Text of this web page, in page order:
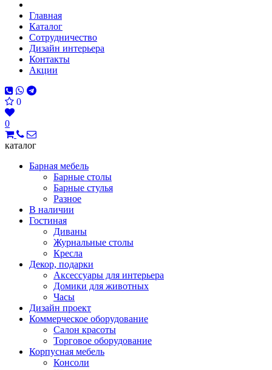
Главная
Каталог
Сотрудничество
Дизайн интерьера
Контакты
Акции
0
0
каталог
Барная мебель
Барные столы
Барные стулья
Разное
В наличии
Гостиная
Диваны
Журнальные столы
Кресла
Декор, подарки
Аксессуары для интерьера
Домики для животных
Часы
Дизайн проект
Коммерческое оборудование
Салон красоты
Торговое оборудование
Корпусная мебель
Консоли